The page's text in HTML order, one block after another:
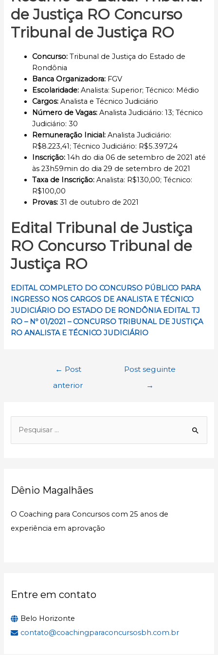
de Justiça RO Concurso
Tribunal de Justiça RO
Concurso: Tribunal de Justiça do Estado de
Rondônia
Banca Organizadora: FGV
Escolaridade:Analista: Superior; Técnico: Médio
Cargos:Analista e Técnico Judiciário
Número de Vagas:Analista Judiciário: 13; Técnico
Judiciário: 30
Remuneração Inicial : Analista Judiciário:
R$8.223,41; Técnico Judiciário: R$5.397,24
Inscrição:14h do dia 06 de setembro de 2021 até
às 23h59min do dia 29 de setembro de 2021
Taxa de Inscrição:Analista: R$130,00; Técnico:
R$100,00
Provas: 31 de outubro de 2021
Edital Tribunal de Justiça
RO Concurso Tribunal de
Justiça RO
EDITAL COMPLETO DO CONCURSO PÚBLICO PARA
INGRESSO NOS CARGOS DE ANALISTA E TÉCNICO
JUDICIÁRIO DO ESTADO DE RONDÔNIA EDITAL TJ
RO – Nº 01/2021 – CONCURSO TRIBUNAL DE JUSTIÇA
RO ANALISTA E TÉCNICO JUDICIÁRIO
Navegação
← Post
anterior
Post seguinte
→
i
:
Dênio Magalhães
O Coaching para Concursos com 25 anos de
experiência em aprovação
Entre em contato
Belo Horizonte
contato@coachingparaconcursosbh.com.br